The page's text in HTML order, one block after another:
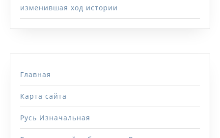
изменившая ход истории
Главная
Карта сайта
Русь Изначальная